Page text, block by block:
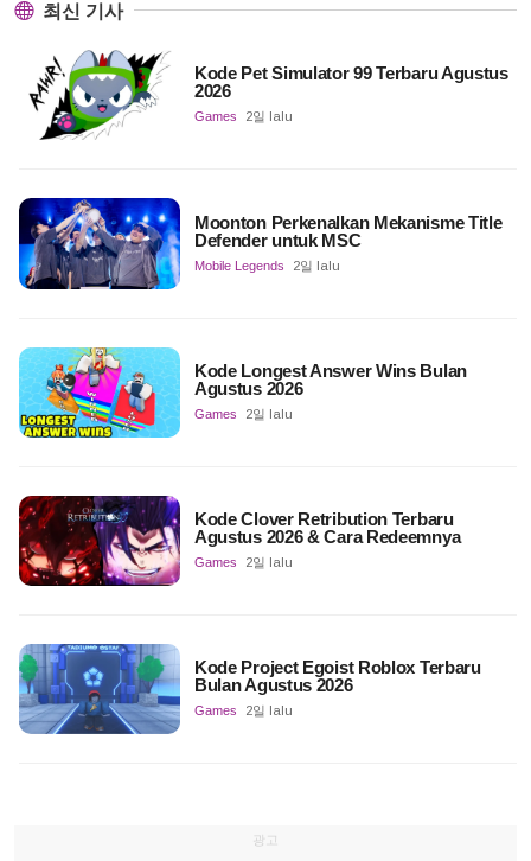
최신 기사
Kode Pet Simulator 99 Terbaru Agustus
2026
Games 2일 lalu
Moonton Perkenalkan Mekanisme Title
Defender untuk MSC
Mobile Legends 2일 lalu
Kode Longest Answer Wins Bulan
Agustus 2026
Games 2일 lalu
Kode Clover Retribution Terbaru
Agustus 2026 & Cara Redeemnya
Games 2일 lalu
Kode Project Egoist Roblox Terbaru
Bulan Agustus 2026
Games 2일 lalu
광고